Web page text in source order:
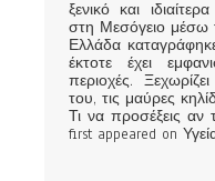
ξενικό και
στη Μεσόγειο μέσω
Ελλάδα
έκτοτε έχει
περιοχές.
του, τις μαύρες
Τι να προσέξεις αν
first appeared on